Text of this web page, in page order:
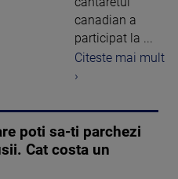
canadian a
participat la ...
Citeste mai mult
›
poti sa-ti parchezi
Cat costa un